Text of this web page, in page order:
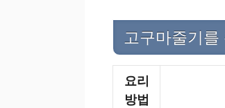
고구마줄기를
요리
방법